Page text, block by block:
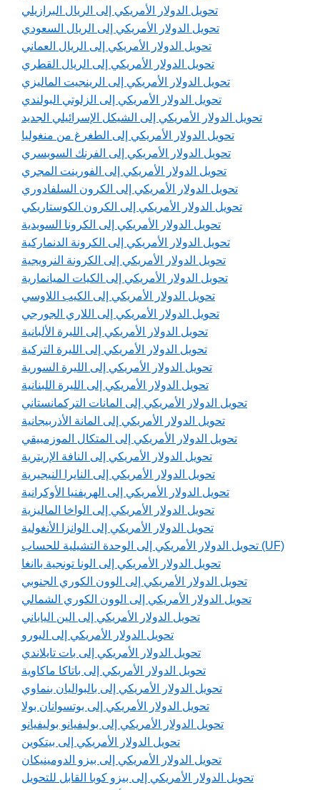
تحويل الدولار الأمريكي إلى الريال البرازيلي
تحويل الدولار الأمريكي إلى الريال السعودي
تحويل الدولار الأمريكي إلى الريال العماني
تحويل الدولار الأمريكي إلى الريال القطري
تحويل الدولار الأمريكي إلى الرينجيت الماليزي
تحويل الدولار الأمريكي إلى الزلوتي البولندي
تحويل الدولار الأمريكي إلى الشيكل الإسرائيلي الجديد
تحويل الدولار الأمريكي إلى الطغرغ من منغوليا
تحويل الدولار الأمريكي إلى الفرنك السويسري
تحويل الدولار الأمريكي إلى الفورينت المجري
تحويل الدولار الأمريكي إلى الكرون السلفادوري
تحويل الدولار الأمريكي إلى الكرون الكوستاريكي
تحويل الدولار الأمريكي إلى الكرونا السويدية
تحويل الدولار الأمريكي إلى الكرونة الدنماركية
تحويل الدولار الأمريكي إلى الكرونة النرويجية
تحويل الدولار الأمريكي إلى الكيات الميانمارية
تحويل الدولار الأمريكي إلى الكيب اللاوسي
تحويل الدولار الأمريكي إلى اللاري الجورجي
تحويل الدولار الأمريكي إلى الليرة الألبانية
تحويل الدولار الأمريكي إلى الليرة التركية
تحويل الدولار الأمريكي إلى الليرة السورية
تحويل الدولار الأمريكي إلى الليرة اللبنانية
تحويل الدولار الأمريكي إلى المانات التركمانستاني
تحويل الدولار الأمريكي إلى المانة الأذربيجانية
تحويل الدولار الأمريكي إلى المتكال الموزمبيقي
تحويل الدولار الأمريكي إلى النافة الإريترية
تحويل الدولار الأمريكي إلى النايرا النيجيرية
تحويل الدولار الأمريكي إلى الهريفنيا الأوكرانية
تحويل الدولار الأمريكي إلى الواخا الماليزية
تحويل الدولار الأمريكي إلى الوانزا الأنغولية
تحويل الدولار الأمريكي إلى الوحدة التشيلية للحساب (UF)
تحويل الدولار الأمريكي إلى الونا تونجية باانغا
تحويل الدولار الأمريكي إلى الوون الكوري الجنوبي
تحويل الدولار الأمريكي إلى الوون الكوري الشمالي
تحويل الدولار الأمريكي إلى الين الياباني
تحويل الدولار الأمريكي إلى اليورو
تحويل الدولار الأمريكي إلى بات تايلاندي
تحويل الدولار الأمريكي إلى باتاكا ماكاوية
تحويل الدولار الأمريكي إلى بالبواليان بنماوي
تحويل الدولار الأمريكي إلى بوتسوانان بولا
تحويل الدولار الأمريكي إلى بوليفيانو بوليفيانو
تحويل الدولار الأمريكي إلى بيتكوين
تحويل الدولار الأمريكي إلى بيزو الدومينيكان
تحويل الدولار الأمريكي إلى بيزو كوبا القابل للتحويل